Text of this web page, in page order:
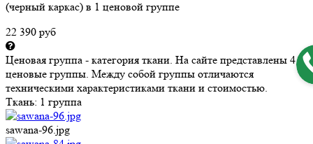
(черный каркас) в 1 ценовой группе
22 390 руб
Ценовая группа - категория ткани. На сайте представлены 4
ценовые группы. Между собой группы отличаются
техническими характеристиками ткани и стоимостью.
Ткань: 1 группа
sawana-96.jpg